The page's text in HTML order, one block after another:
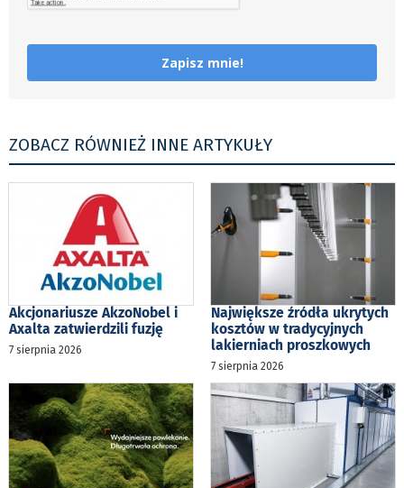
Zapisz mnie!
ZOBACZ RÓWNIEŻ INNE ARTYKUŁY
Akcjonariusze AkzoNobel i
Axalta zatwierdzili fuzję
7 sierpnia 2026
Największe źródła ukrytych
kosztów w tradycyjnych
lakierniach proszkowych
7 sierpnia 2026